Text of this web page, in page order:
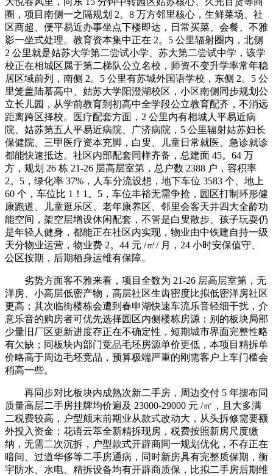
圈，项目南侧一之隔规划 2。8 万方邻里核心，生鲜菜场、社
区商超、便平易近办事坐点下楼即达，日常买菜、会餐、不雅
影一坐式处理。教育资本集中正在 2。5 公里辐射圈内，北侧
2 公里就是姑苏大学第二尝试小学、苏大第二尝试中学，该学
校正在相城区属于第二梯队公立名校，师资不变升学率常年稳
居区域前列，南侧 2。5 公里有苏城外国语学校，东侧 2。5 公
里笼盖陆慕高中、姑苏大学阳澄湖校区，小区南侧同步规划公
立长儿园，从学前教育到初高中全学段公立教育配齐，不消远
距离跨区择校。医疗配套方面，2 公里内有相城人平易近病
院、姑苏第五人平易近病院、广济病院，5 公里辐射姑苏妇长
保健院、三甲医疗资本充脚，白叟、儿童日常就医、急诊就诊
都能快速抵达。社区内部配套同样齐备，总建面 45。64 万
方，规划 26 栋 21-26 层高层室第，总户数 2388 户，容积率
2。5，绿化率 37%，人车分流设想，地下车位 3583 个、地上
60 个，车位比 1！1。5，车位丰裕无需争抢，园区打制环形健
康跑道、儿童逛乐区、老年康养区、邻里会客天井四大全龄功
能空间，架空层增设休闲配套，不管是白叟散步、孩子玩耍仍
是年轻人健身，都能正在社区内实现，物业由中铁建自持一级
天分物业运营，物业费 2。44 元 /㎡/ 月，24 小时安保值守、
公区按期，后期栖身运维有保障。
劣势方面客不雅来看，项目全数为 21-26 层高层室第，无
洋房、小高层低密产物，高层社区生齿密度比拟低密洋房社区
更高；其次临街楼栋会遭到春申湖快速车流乐音轻细干扰，介
意乐音的购房者可优先选择园区内侧楼栋房源；别的板块局部
少量旧厂区更新进度存正在不确定性，短期城市界面完整性略
有欠缺；同板块内部门竞品毛坯房源单价更低，本项目精拆单
价略高于周边毛坯竞品，预算极端严重的刚需客户上车门槛会
稍高一些。
再同步对比板块内成熟次新二手房，周边交付 5 年摆布同
质量高层二手房挂牌均价遍及 23000-29000 元 /㎡，且大多满
二税费较高，户型颠末前期业从款式改动大，从头拆修需要额
外投入资金；花语云萃全新精拆现房，税费按照新房尺度缴
纳，无需二次沉拆，户型款式开辟商同一规划优化，不存正在
暗间、过道华侈等二手房通病，同时新房具有完整质保期，衡
宇防水、水电、精拆设备均有开辟商质保，比拟二手房后期维